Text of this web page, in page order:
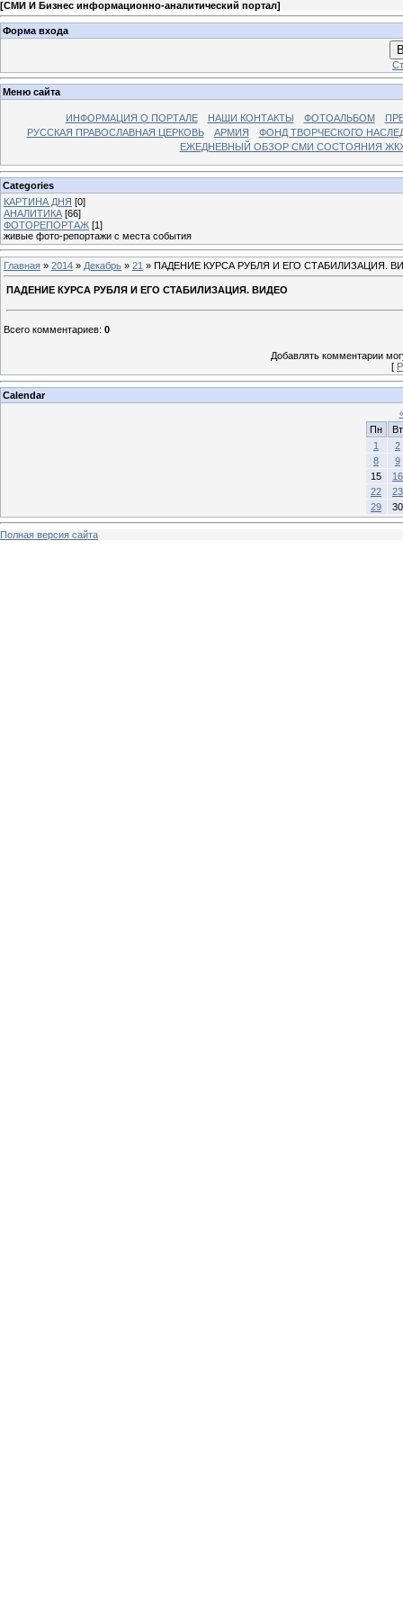
[СМИ И Бизнес информационно-аналитический портал]
Форма входа
Меню сайта
ИНФОРМАЦИЯ О ПОРТАЛЕ НАШИ КОНТАКТЫ ФОТОАЛЬБОМ
РУССКАЯ ПРАВОСЛАВНАЯ ЦЕРКОВЬ
АРМИЯ
ФОНД ТВОРЧЕСКОГО
ЕЖЕДНЕВНЫЙ ОБЗОР СМИ СОСТОЯНИЯ
Categories
КАРТИНА ДНЯ [0]
АНАЛИТИКА [66]
ФОТОРЕПОРТАЖ [1]
живые фото-репортажи с места события
Главная » 2014 » Декабрь » 21 » ПАДЕНИЕ КУРСА РУБЛЯ И ЕГО СТАБИЛИЗАЦИЯ.
ПАДЕНИЕ КУРСА РУБЛЯ И ЕГО СТАБИЛИЗАЦИЯ. ВИДЕО
Всего комментариев: 0
Добавлять комментарии
[
Calendar
Пн
Вт
1
2
8
9
15
16
22
23
29
30
Полная версия сайта